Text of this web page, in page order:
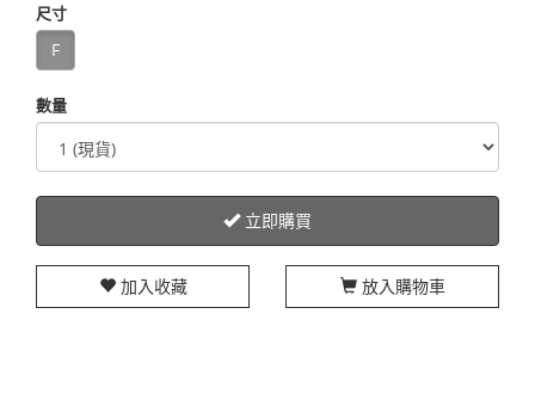
尺寸
F
數量
立即購買
加入收藏 放入購物車